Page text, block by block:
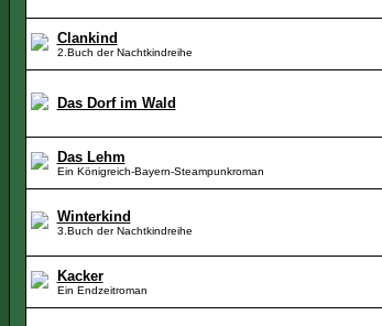
Clankind
2.Buch der Nachtkindreihe
Das Dorf im Wald
Das Lehm
Ein Königreich-Bayern-Steampunkroman
Winterkind
3.Buch der Nachtkindreihe
Kacker
Ein Endzeitroman